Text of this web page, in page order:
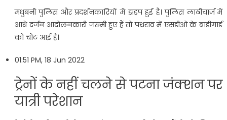
मधुबनी पुलिस और प्रदर्शनकारियों में झड़प हुई है। पुलिस लाठीचार्ज में
आधे दर्जन आंदोलनकारी जख्मी हुए हैं तो पथराव में एसडीओ के बाडीगार्ड
को चोट आई है।
01:51 PM, 18 Jun 2022
ट्रेनों के नहीं चलने से पटना जंक्‍शन पर
यात्री परेशान